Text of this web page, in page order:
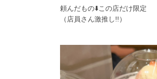
頼んだもの⬇️この店だけ限定
（店員さん激推し!!）